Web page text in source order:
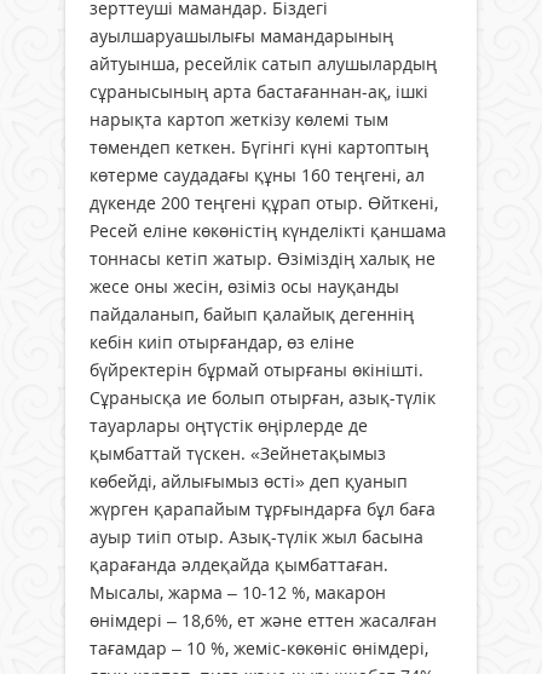
зерттеуші мамандар. Біздегі
ауылшаруашылығы мамандарының
айтуынша, ресейлік сатып алушылардың
сұранысының арта бастағаннан-ақ, ішкі
нарықта картоп жеткізу көлемі тым
төмендеп кеткен. Бүгінгі күні картоптың
көтерме саудадағы құны 160 теңгені, ал
дүкенде 200 теңгені құрап отыр. Өйткені,
Ресей еліне көкөністің күнделікті қаншама
тоннасы кетіп жатыр. Өзіміздің халық не
жесе оны жесін, өзіміз осы науқанды
пайдаланып, байып қалайық дегеннің
кебін киіп отырғандар, өз еліне
бүйректерін бұрмай отырғаны өкінішті.
Сұранысқа ие болып отырған, азық-түлік
тауарлары оңтүстік өңірлерде де
қымбаттай түскен. «Зейнетақымыз
көбейді, айлығымыз өсті» деп қуанып
жүрген қарапайым тұрғындарға бұл баға
ауыр тиіп отыр. Азық-түлік жыл басына
қарағанда әлдеқайда қымбаттаған.
Мысалы, жарма – 10-12 %, макарон
өнімдері – 18,6%, ет және еттен жасалған
тағамдар – 10 %, жеміс-көкөніс өнімдері,